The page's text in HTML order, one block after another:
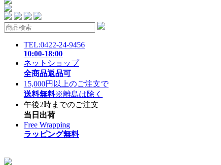
TEL:0422-24-9456
10:00-18:00
ネットショップ
全商品返品可
15,000円以上のご注文で
送料無料※離島は除く
午後2時までのご注文
当日出荷
Free Wrapping
ラッピング無料